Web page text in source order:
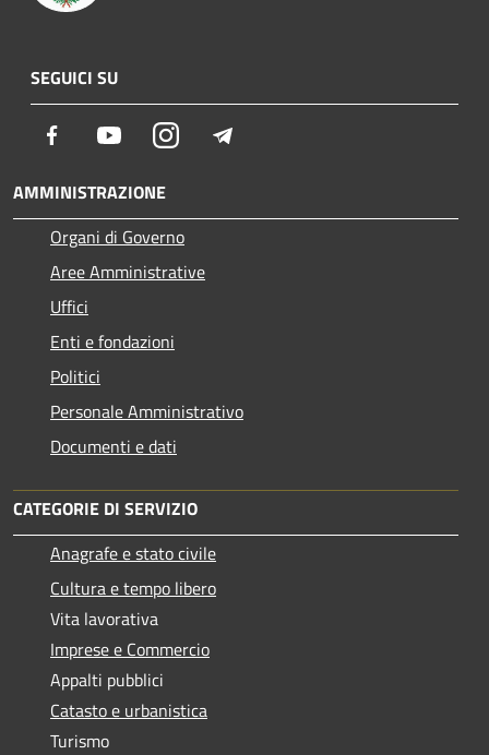
SEGUICI SU
Facebook YoutubeInstagram
AMMINISTRAZIONE
Organi di Governo
Aree Amministrative
Uffici
Enti e fondazioni
Politici
Personale Amministrativo
Documenti e dati
CATEGORIE DI SERVIZIO
Anagrafe e stato civile
Cultura e tempo libero
Vita lavorativa
Imprese e Commercio
Appalti pubblici
Catasto e urbanistica
Turismo